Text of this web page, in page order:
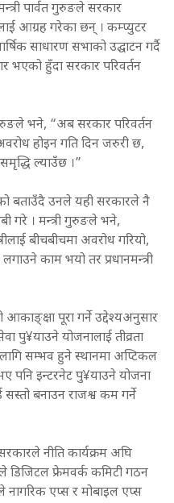
पार्वत गुरुङले सरकार
आग्रह गरेका छन् । कम्प्युटर
साधारण सभाको उद्घाटन गर्दै
भएको हुँदा सरकार परिवर्तन
भने, “अब सरकार परिवर्तन
होइन गति दिन जरुरी छ,
ल्याउँछ ।”
बताउँदै उनले यही सरकारले नै
गरे । मन्त्री गुरुङले भने,
बीचबीचमा अवरोध गरियो,
काम भयो तर प्रधानमन्त्री
पूरा गर्ने उद्देश्यअनुसार
पु¥याउने योजनालाई तीव्रता
सम्भव हुने स्थानमा अप्टिकल
पनि इन्टरनेट पु¥याउने योजना
बनाउन राजश्व कम गर्ने
नीति कार्यक्रम अघि
डिजिटल फ्रेमवर्क कमिटी गठन
नागरिक एप्स र मोबाइल एप्स